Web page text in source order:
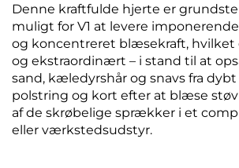
Denne kraftfulde hjerte er
muligt for V1 at levere
og koncentreret blæsekraft, hvilket
og ekstraordinært – i stand til at
sand, kæledyrshår og snavs fra
polstring og kort efter at blæse
af de skrøbelige sprækker i et
eller værkstedsudstyr.